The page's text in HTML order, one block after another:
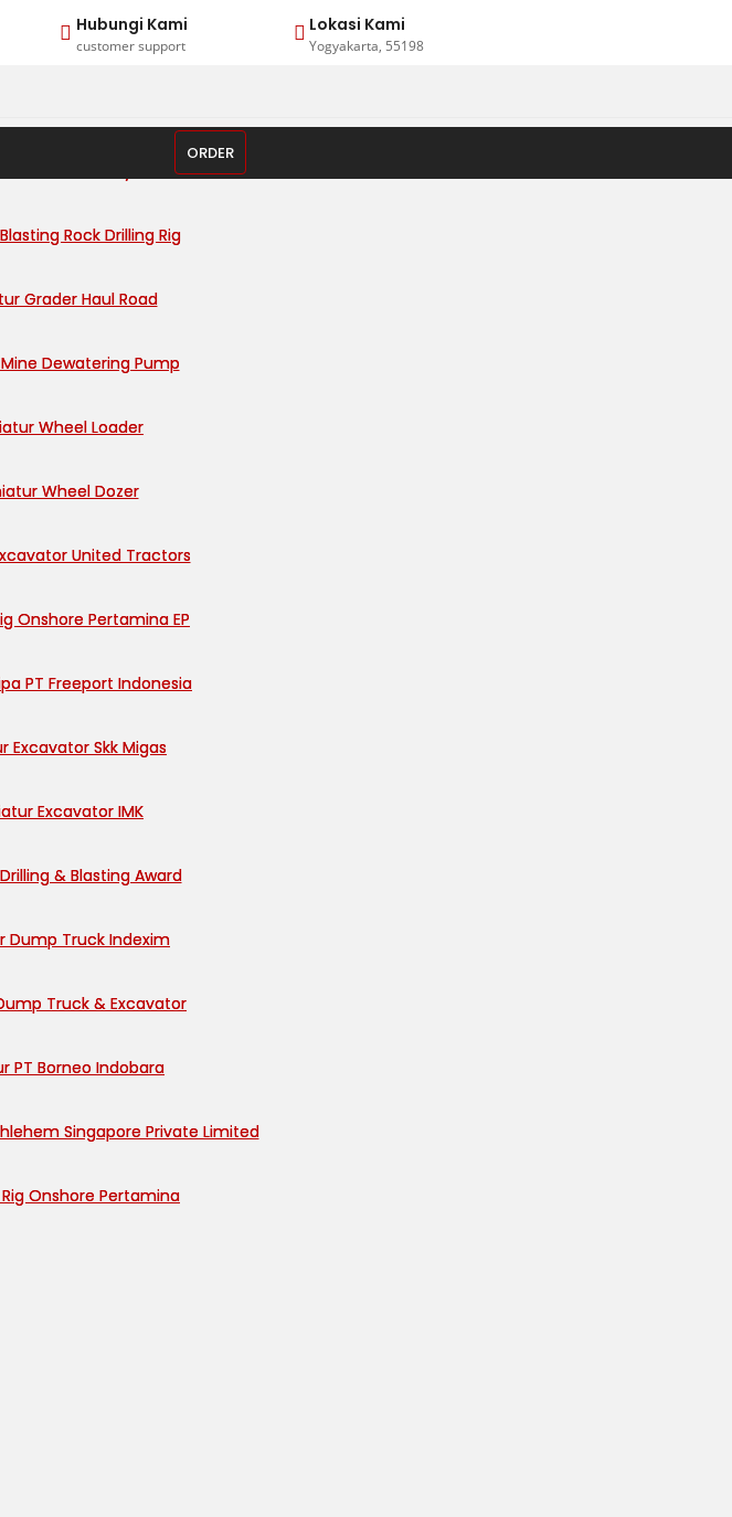
Hubungi Kami
customer support
Lokasi Kami
Yogyakarta, 55198
ORDER